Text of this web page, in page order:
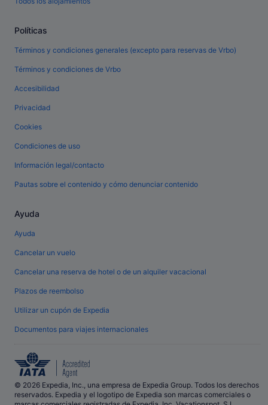
Políticas
Términos y condiciones generales (excepto para reservas de Vrbo)
Términos y condiciones de Vrbo
Accesibilidad
Privacidad
Cookies
Condiciones de uso
Información legal/contacto
Pautas sobre el contenido y cómo denunciar contenido
Ayuda
Ayuda
Cancelar un vuelo
Cancelar una reserva de hotel o de un alquiler vacacional
Plazos de reembolso
Utilizar un cupón de Expedia
Documentos para viajes internacionales
© 2026 Expedia, Inc., una empresa de Expedia Group. Todos los derechos
reservados. Expedia y el logotipo de Expedia son marcas comerciales o